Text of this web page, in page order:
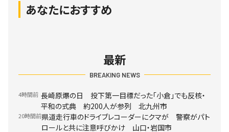
あなたにおすすめ
最新
BREAKING NEWS
4時間前 長崎原爆の日 投下第一目標だった「小倉」でも反核・
平和の式典 約200人が参列 北九州市
20時間前県道走行車のドライブレコーダーにクマが 警察がパト
ロールと共に注意呼びかけ 山口・岩国市